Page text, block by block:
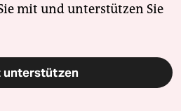
mit und unterstützen Sie